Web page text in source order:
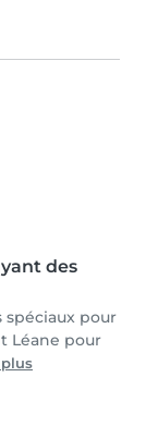
des
spéciaux pour
Léane pour